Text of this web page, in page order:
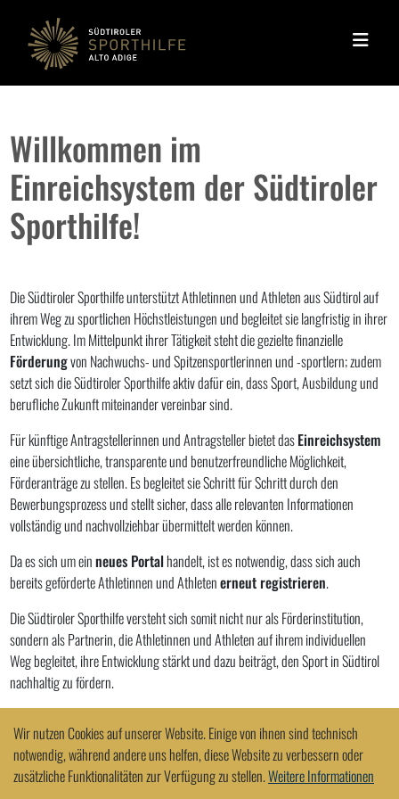
Willkommen im
Einreichsystem der Südtiroler
Sporthilfe!
Die Südtiroler Sporthilfe unterstützt Athletinnen und Athleten aus Südtirol auf
ihrem Weg zu sportlichen Höchstleistungen und begleitet sie langfristig in ihrer
Entwicklung. Im Mittelpunkt ihrer Tätigkeit steht die gezielte finanzielle
Förderungvon Nachwuchs- und Spitzensportlerinnen und -sportlern; zudem
setzt sich die Südtiroler Sporthilfe aktiv dafür ein, dass Sport, Ausbildung und
berufliche Zukunft miteinander vereinbar sind.
Für künftige Antragstellerinnen und Antragsteller bietet dasEinreichsystem
eine übersichtliche, transparente und benutzerfreundliche Möglichkeit,
Förderanträge zu stellen. Es begleitet sie Schritt für Schritt durch den
Bewerbungsprozess und stellt sicher, dass alle relevanten Informationen
vollständig und nachvollziehbar übermittelt werden können.
Da es sich um einneues Portalhandelt, ist es notwendig, dass sich auch
bereits geförderte Athletinnen und Athletenerneut registrieren.
Die Südtiroler Sporthilfe versteht sich somit nicht nur als Förderinstitution,
sondern als Partnerin, die Athletinnen und Athleten auf ihrem individuellen
Weg begleitet, ihre Entwicklung stärkt und dazu beiträgt, den Sport in Südtirol
nachhaltig zu fördern.
Wir nutzen Cookies auf unserer Website. Einige von ihnen sind technisch
notwendig, während andere uns helfen, diese Website zu verbessern oder
zusätzliche Funktionalitäten zur Verfügung zu stellen.Weitere Informationen